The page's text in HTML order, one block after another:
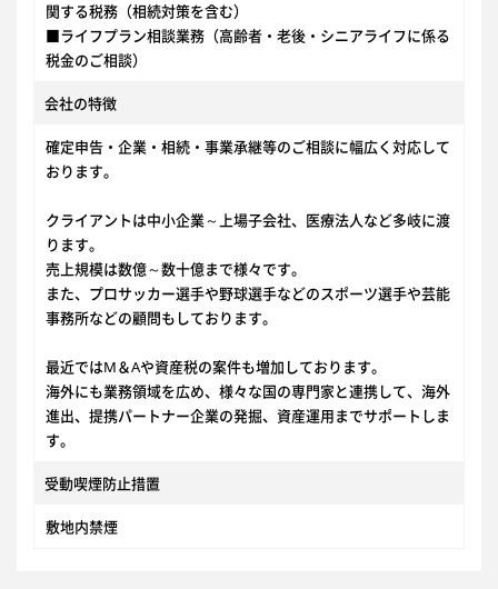
関する税務（相続対策を含む）
■ライフプラン相談業務（高齢者・老後・シニアライフに係る
税金のご相談）
会社の特徴
確定申告・企業・相続・事業承継等のご相談に幅広く対応して
おります。
クライアントは中小企業～上場子会社、医療法人など多岐に渡
ります。
売上規模は数億～数十億まで様々です。
また、プロサッカー選手や野球選手などのスポーツ選手や芸能
事務所などの顧問もしております。
最近ではM＆Aや資産税の案件も増加しております。
海外にも業務領域を広め、様々な国の専門家と連携して、海外
進出、提携パートナー企業の発掘、資産運用までサポートしま
す。
受動喫煙防止措置
敷地内禁煙